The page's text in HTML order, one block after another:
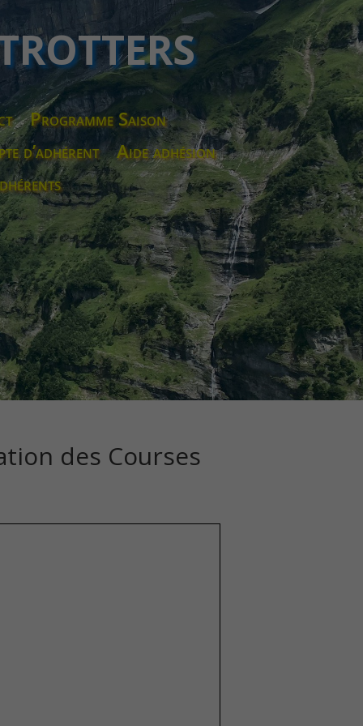
Programme Saison
d’adhérent
Aide adhésion
des Courses